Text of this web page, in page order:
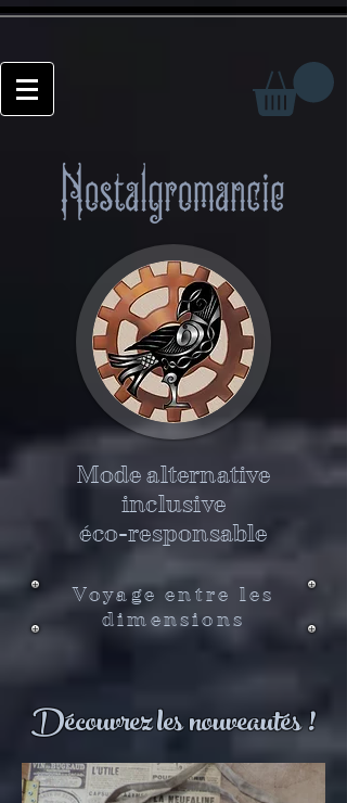
Mode alternative
inclusive
éco-responsable
Voyage entre les
dimensions
Découvrez les nouveautés !